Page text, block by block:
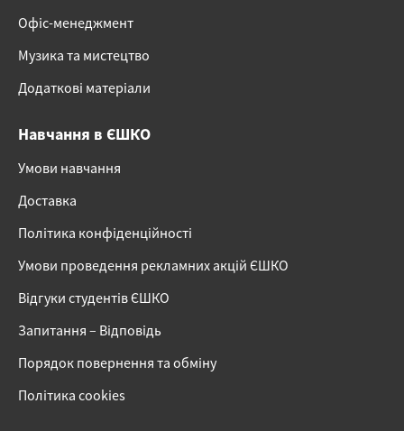
Офіс-менеджмент
Музика та мистецтво
Додаткові матеріали
Навчання в ЄШКО
Умови навчання
Доставка
Політика конфіденційності
Умови проведення рекламних акцій ЄШКО
Відгуки студентів ЄШКО
Запитання – Відповідь
Порядок повернення та обміну
Політика cookies